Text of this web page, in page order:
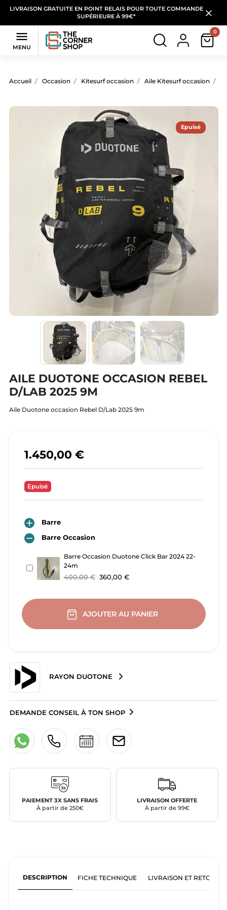
LIVRAISON GRATUITE EN POINT RELAIS POUR TOUTE COMMANDE
SUPÉRIEURE À 99€*

MENU
0
Accueil Occasion Kitesurf occasion Aile Kitesurf occasion
Epuisé
AILE DUOTONE OCCASION REBEL
D/LAB 2025 9M
Aile Duotone occasion Rebel D/Lab 2025 9m
1.450,00 €
Epuisé
 Barre
 Barre Occasion
Barre Occasion Duotone Click Bar 2024 22-
24m
400,00 € 360,00 €
AJOUTER AU PANIER
RAYON DUOTONE
DEMANDE CONSEIL À TON SHOP
PAIEMENT 3X SANS FRAIS
À partir de 250€
LIVRAISON OFFERTE
À partir de 99€
DESCRIPTION FICHE TECHNIQUE LIVRAISON ET RETOURS